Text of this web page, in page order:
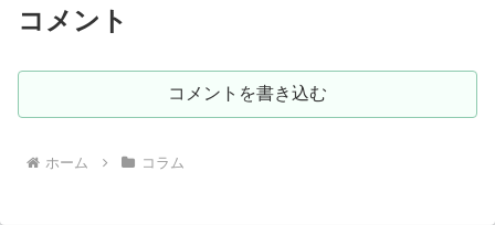
コメント
コメントを書き込む
ホーム コラム